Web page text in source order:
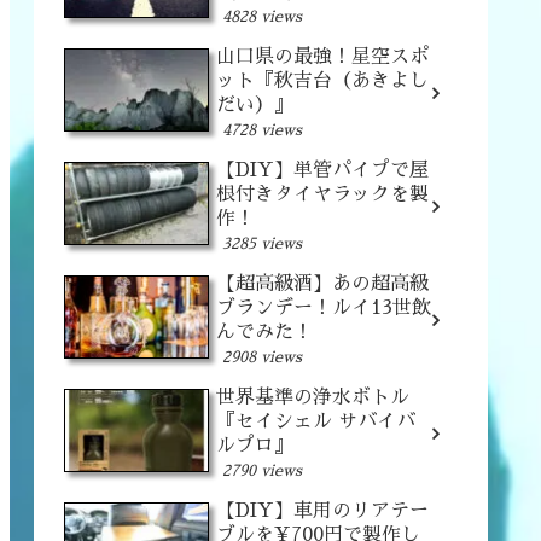
4828 views
山口県の最強！星空スポ
ット『秋吉台（あきよし
だい）』
4728 views
【DIY】単管パイプで屋
根付きタイヤラックを製
作！
3285 views
【超高級酒】あの超高級
ブランデー！ルイ13世飲
んでみた！
2908 views
世界基準の浄水ボトル
『セイシェル サバイバ
ルプロ』
2790 views
【DIY】車用のリアテー
ブルを¥700円で製作し